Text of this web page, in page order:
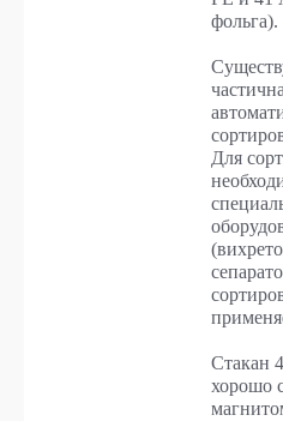
фольга).
Для
Стакан
хорошо